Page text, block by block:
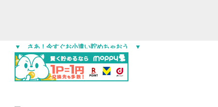
▼ さあ！今すぐお小遣い貯めちゃおう ▼